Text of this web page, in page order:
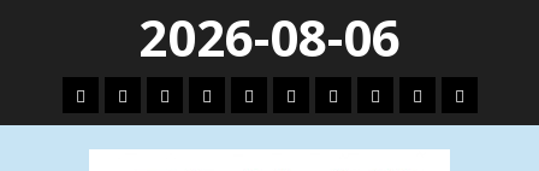
content
2026-08-06
頭
條
財
經
地
方.
文
教.
專
題
娛
樂
政
治
國
際
運
動
生
活